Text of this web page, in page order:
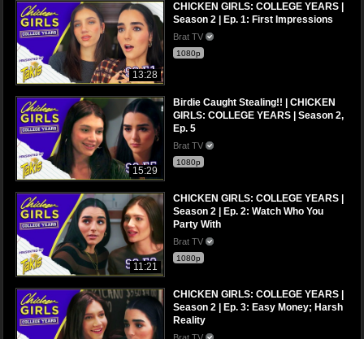
13:28
CHICKEN GIRLS: COLLEGE YEARS |
Season 2 | Ep. 1: First Impressions
Brat TV
1080p
15:29
Birdie Caught Stealing!! | CHICKEN
GIRLS: COLLEGE YEARS | Season 2,
Ep. 5
Brat TV
1080p
11:21
CHICKEN GIRLS: COLLEGE YEARS |
Season 2 | Ep. 2: Watch Who You
Party With
Brat TV
1080p
CHICKEN GIRLS: COLLEGE YEARS |
Season 2 | Ep. 3: Easy Money; Harsh
Reality